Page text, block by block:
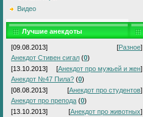
Видео
Лучшие анекдоты
[09.08.2013] [Разное]
Анекдот Стивен сигал (0)
[13.10.2013]
[Анекдот про мужьей и жен]
Анекдот №47 Пила? (0)
[08.08.2013]
[Анекдот про студентов]
Анекдот про препода (0)
[13.10.2013]
[Анекдот про животных]